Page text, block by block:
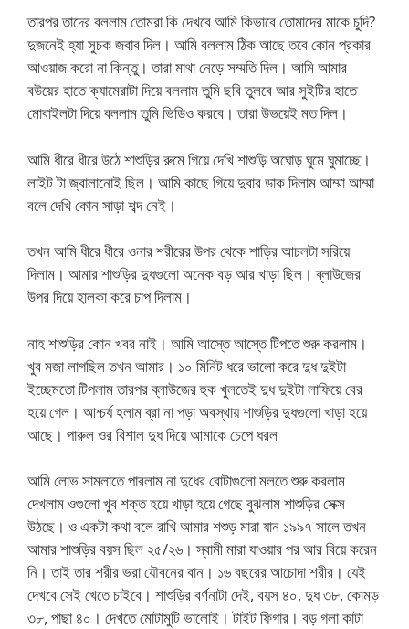
তারপর তাদের বললাম তোমরা কি দেখবে আমি কিভাবে তোমাদের মাকে চুদি?
দুজনেই হ্যা সুচক জবাব দিল। আমি বললাম ঠিক আছে তবে কোন প্রকার
আওয়াজ করো না কিন্তু। তারা মাথা নেড়ে সম্মতি দিল। আমি আমার
বউয়ের হাতে ক্যামেরাটা দিয়ে বললাম তুমি ছবি তুলবে আর সুইটির হাতে
মোবাইলটা দিয়ে বললাম তুমি ভিডিও করবে। তারা উভয়েই মত দিল।
আমি ধীরে ধীরে উঠে শাশুড়ির রুমে গিয়ে দেখি শাশুড়ি অঘোড় ঘুমে ঘুমাচ্ছে।
লাইট টা জ্বালানোই ছিল। আমি কাছে গিয়ে দুবার ডাক দিলাম আম্মা আম্মা
বলে দেখি কোন সাড়া শব্দ নেই।
তখন আমি ধীরে ধীরে ওনার শরীরের উপর থেকে শাড়ির আচলটা সরিয়ে
দিলাম। আমার শাশুড়ির দুধগুলো অনেক বড় আর খাড়া ছিল। ব্লাউজের
উপর দিয়ে হালকা করে চাপ দিলাম।
নাহ শাশুড়ির কোন খবর নাই। আমি আস্তে আস্তে টিপতে শুরু করলাম।
খুব মজা লাগছিল তখন আমার। ১০ মিনিট ধরে ভালো করে দুধ দুইটা
ইচ্ছেমতো টিপলাম তারপর ব্লাউজের হুক খুলতেই দুধ দুইটা লাফিয়ে বের
হয়ে গেল। আশ্চর্য হলাম ব্রা না পড়া অবস্থায় শাশুড়ির দুধগুলো খাড়া হয়ে
আছে। পারুল ওর বিশাল দুধ দিয়ে আমাকে চেপে ধরল
আমি লোভ সামলাতে পারলাম না দুধের বোটাগুলো মলতে শুরু করলাম
দেখলাম ওগুলো খুব শক্ত হয়ে খাড়া হয়ে গেছে বুঝলাম শাশুড়ির সেক্স
উঠছে। ও একটা কথা বলে রাখি আমার শশুড় মারা যান ১৯৯৭ সালে তখন
আমার শাশুড়ির বয়স ছিল ২৫/২৬। স্বামী মারা যাওয়ার পর আর বিয়ে করেন
নি। তাই তার শরীর ভরা যৌবনের বান। ১৬ বছরের আচোদা শরীর। যেই
দেখবে সেই খেতে চাইবে। শাশুড়ির বর্ণনাটা দেই, বয়স ৪০, দুধ ৩৮, কোমড়
৩৮, পাছা ৪০। দেখতে মোটামুটি ভালোই। টাইট ফিগার। বড় গলা কাটা